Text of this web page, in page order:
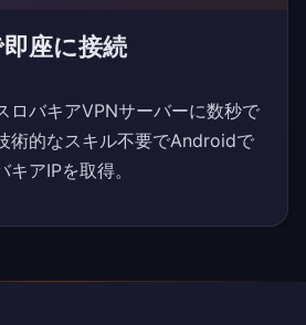
座に接続
ロバキアVPNサーバーに数秒で
術的なスキル不要でAndroidで
アIPを取得。